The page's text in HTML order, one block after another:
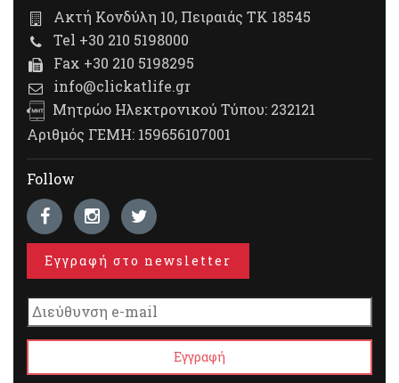
Ακτή Κονδύλη 10, Πειραιάς ΤΚ 18545
Tel +30 210 5198000
Fax +30 210 5198295
info@clickatlife.gr
Μητρώο Ηλεκτρονικού Τύπου: 232121
Αριθμός ΓΕΜΗ: 159656107001
Follow
Εγγραφή στο newsletter